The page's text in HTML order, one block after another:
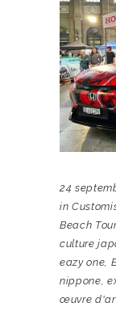
24
in
Beach Tour
culture
eazy one,
nippone,
œuvre